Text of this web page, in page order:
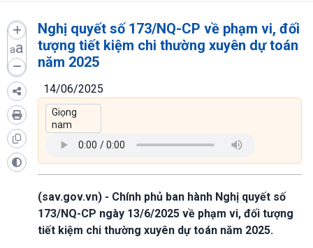
aa
Nghị quyết số 173/NQ-CP về phạm vi, đối
tượng tiết kiệm chi thường xuyên dự toán
năm 2025
14/06/2025
(sav.gov.vn) - Chính phủ ban hành Nghị quyết số
173/NQ-CP ngày 13/6/2025 về phạm vi, đối tượng
tiết kiệm chi thường xuyên dự toán năm 2025.